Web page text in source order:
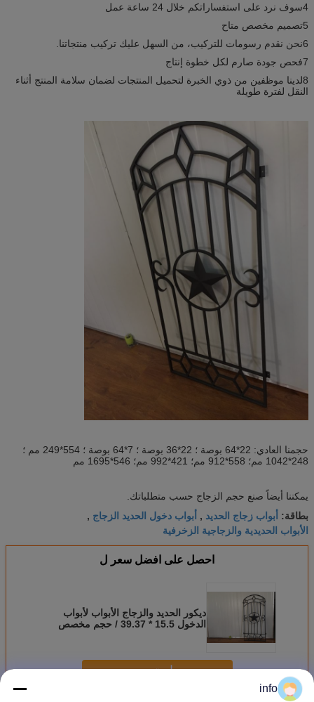
4سوف نرد على استفساراتكم خلال 24 ساعة عمل
5تصميم مخصص متاح
6نحن نقدم رسومات للتركيب، من السهل عليك تركيب منتجاتنا.
7فحص جودة صارم لكل خطوة إنتاج
8لدينا موظفين من ذوي الخبرة لتحميل المنتجات لضمان سلامة المنتج أثناء
النقل لفترة طويلة
حجمنا العادي: 22*64 بوصة ؛ 22*36 بوصة ؛ 7*64 بوصة ؛ 554*249 مم ؛
248*1042 مم؛ 558*912 مم؛ 421*992 مم؛ 546*1695 مم
يمكننا أيضاً صنع حجم الزجاج حسب متطلباتك.
بطاقة: أبواب زجاج الحديد , أبواب دخول الحديد الزجاج ,
الأبواب الحديدية والزجاجية الزخرفية
احصل على افضل سعر ل
ديكور الحديد والزجاج الأبواب لأبواب
الدخول 15.5 * 39.37 / حجم مخصص
استمر
info